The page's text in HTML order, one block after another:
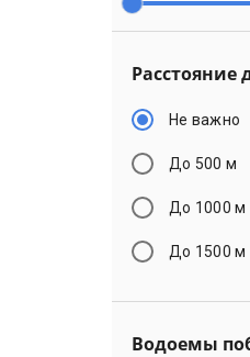
Расстояние
Не важно
До 500 м
До 1000 м
До 1500 м
Водоемы